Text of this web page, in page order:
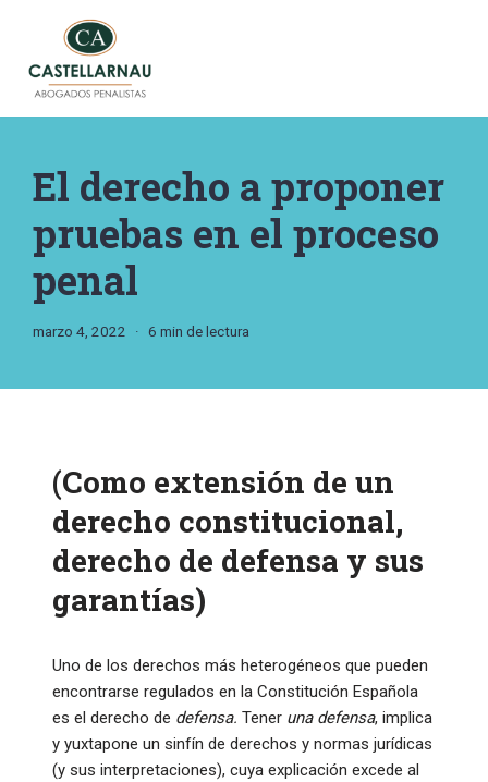
El derecho a proponer
pruebas en el proceso
penal
marzo 4, 2022 6 min de lectura
(Como extensión de un
derecho constitucional,
derecho de defensa y sus
garantías)
Uno de los derechos más heterogéneos que pueden
encontrarse regulados en la Constitución Española
es el derecho de defensa. Tener una defensa, implica
y yuxtapone un sinfín de derechos y normas jurídicas
(y sus interpretaciones), cuya explicación excede al